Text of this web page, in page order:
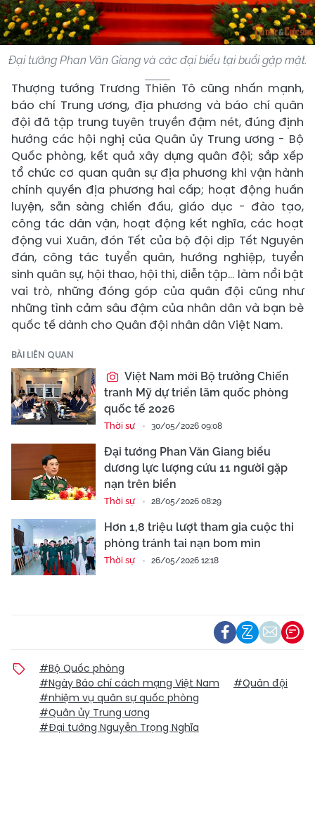
Đại tướng Phan Văn Giang và các đại biểu tại buổi gặp mặt.
Thượng tướng Trương Thiên Tô cũng nhấn mạnh,
báo chí Trung ương, địa phương và báo chí quân
đội đã tập trung tuyên truyền đậm nét, đúng định
hướng các hội nghị của Quân ủy Trung ương - Bộ
Quốc phòng, kết quả xây dựng quân đội; sắp xếp
tổ chức cơ quan quân sự địa phương khi vận hành
chính quyền địa phương hai cấp; hoạt động huấn
luyện, sẵn sàng chiến đấu, giáo dục - đào tạo,
công tác dân vận, hoạt động kết nghĩa, các hoạt
động vui Xuân, đón Tết của bộ đội dịp Tết Nguyên
đán, công tác tuyển quân, hướng nghiệp, tuyển
sinh quân sự, hội thao, hội thi, diễn tập... làm nổi bật
vai trò, những đóng góp của quân đội cũng như
những tình cảm sâu đậm của nhân dân và bạn bè
quốc tế dành cho Quân đội nhân dân Việt Nam.
BÀI LIÊN QUAN
Việt Nam mời Bộ trưởng Chiến
tranh Mỹ dự triển lãm quốc phòng
quốc tế 2026
Thời sự 30/05/2026 09:08
Đại tướng Phan Văn Giang biểu
dương lực lượng cứu 11 người gặp
nạn trên biển
Thời sự 28/05/2026 08:29
Hơn 1,8 triệu lượt tham gia cuộc thi
phòng tránh tai nạn bom mìn
Thời sự 26/05/2026 12:18
#Bộ Quốc phòng
#Ngày Báo chí cách mạng Việt Nam
#Quân đội
#nhiệm vụ quân sự quốc phòng
#Quân ủy Trung ương
#Đại tướng Nguyễn Trọng Nghĩa